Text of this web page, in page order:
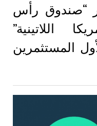
“صندوق رأس
اللاتينية”
المستثمرين